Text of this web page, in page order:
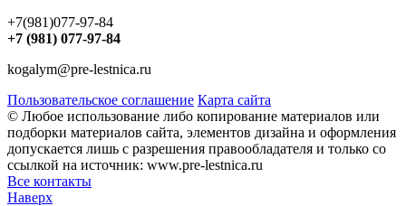
+7(981)077-97-84
+7 (981) 077-97-84
kogalym@pre-lestnica.ru
Пользовательское соглашение Карта сайта
© Любое использование либо копирование материалов или
подборки материалов сайта, элементов дизайна и оформления
допускается лишь с разрешения правообладателя и только со
ссылкой на источник: www.pre-lestnica.ru
Все контакты
Наверх